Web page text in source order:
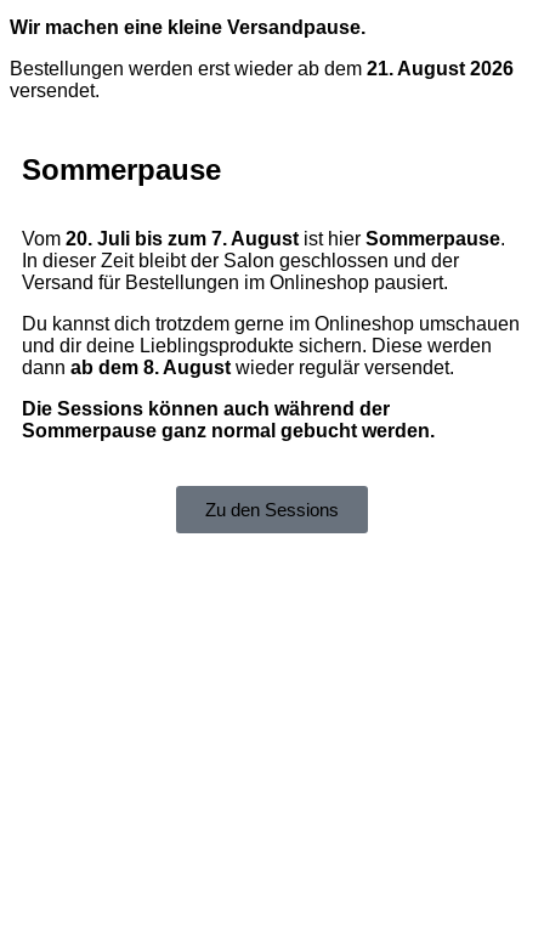
Wir machen eine kleine Versandpause.
Bestellungen werden erst wieder ab dem 21. August 2026
versendet.
Sommerpause
Vom 20. Juli bis zum 7. August ist hier Sommerpause.
In dieser Zeit bleibt der Salon geschlossen und der
Versand für Bestellungen im Onlineshop pausiert.
Du kannst dich trotzdem gerne im Onlineshop umschauen
und dir deine Lieblingsprodukte sichern. Diese werden
dann ab dem 8. August wieder regulär versendet.
Die Sessions können auch während der
Sommerpause ganz normal gebucht werden.
Zu den Sessions